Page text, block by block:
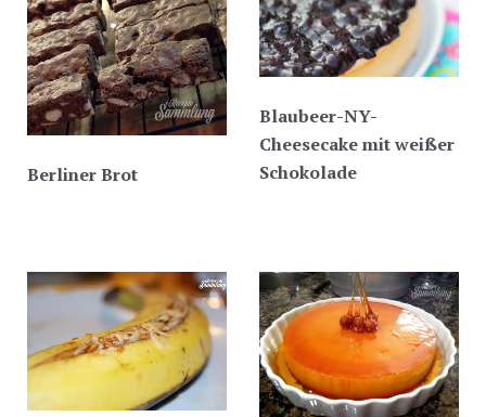
Berliner Brot
Blaubeer-NY-
Cheesecake mit weißer
Schokolade